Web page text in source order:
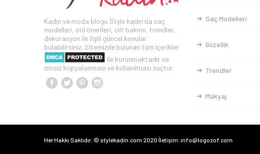
Kadın ve moda blogu Style kadın'da saç
modelleri, stil önerileri, cilt bakımı, trendler,
dekorasyon ile ilgili güncel konular
bulabilirsiniz. Sitemizde bulunan tüm içerikler
ile korunmaktadır ve
izinsiz kopyalanması ve kullanılması suçtur.
Saç Modelleri
Güzellik
Trendler
Makyaj
Her Hakkı Saklıdır. © stylekadin.com 2020 İletişim: info@logozof.com